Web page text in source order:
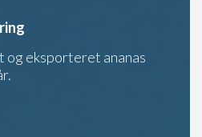
og eksporteret ananas